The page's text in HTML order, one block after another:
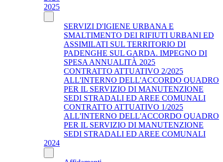
2025
SERVIZI D'IGIENE URBANA E
SMALTIMENTO DEI RIFIUTI URBANI ED
ASSIMILATI SUL TERRITORIO DI
PADENGHE SUL GARDA. IMPEGNO DI
SPESA ANNUALITÀ 2025
CONTRATTO ATTUATIVO 2/2025
ALL'INTERNO DELL'ACCORDO QUADRO
PER IL SERVIZIO DI MANUTENZIONE
SEDI STRADALI ED AREE COMUNALI
CONTRATTO ATTUATIVO 1/2025
ALL'INTERNO DELL'ACCORDO QUADRO
PER IL SERVIZIO DI MANUTENZIONE
SEDI STRADALI ED AREE COMUNALI
2024